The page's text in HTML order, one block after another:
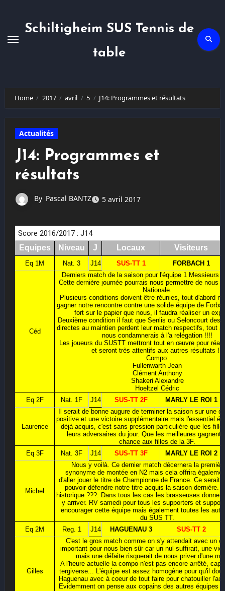
Schiltigheim SUS Tennis de
table
Home 2017 avril 5 J14: Programmes et résultats
Actualités
J14: Programmes et
résultats
By Pascal BANTZ 5 avril 2017